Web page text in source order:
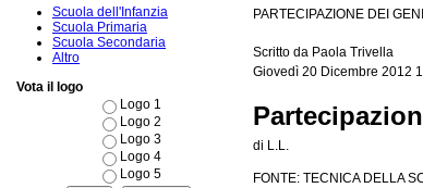
Scuola dell'Infanzia
Scuola Primaria
Scuola Secondaria
Altro
Vota il logo
Logo 1
Logo 2
Logo 3
Logo 4
Logo 5
PARTECIPAZIONE DEI
Scritto da Paola Trivella
Giovedì 20 Dicembre 2012
di L.L.
FONTE: TECNICA DELLA